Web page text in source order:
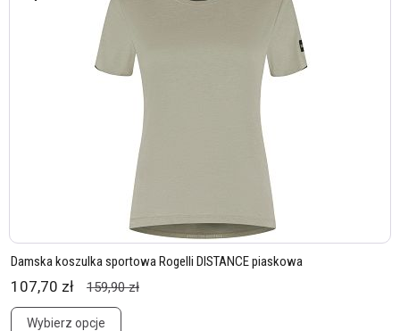
Damska koszulka sportowa Rogelli DISTANCE piaskowa
107,70 zł 159,90 zł
Wybierz opcje